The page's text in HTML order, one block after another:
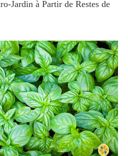
Jardin à Partir de Restes de